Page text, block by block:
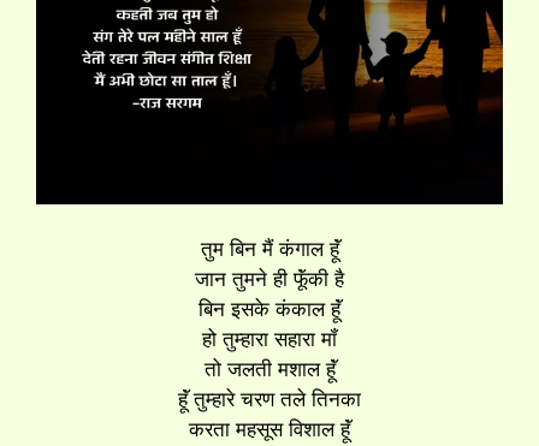
तुम बिन मैं कंगाल हूॅं
जान तुमने ही फूॅंकी है
बिन इसके कंकाल हूॅं
हो तुम्हारा सहारा मॉं
तो जलती मशाल हूॅं
हूॅं तुम्हारे चरण तले तिनका
करता महसूस विशाल हूॅं